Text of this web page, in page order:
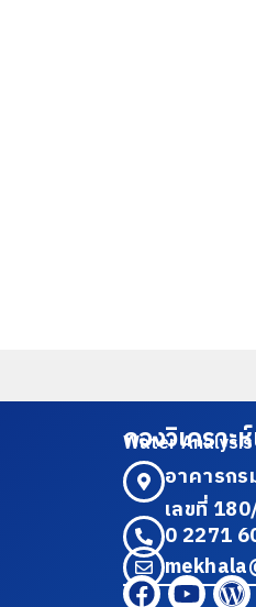
กองวิเครา
Water
อาคารก
เลขที่
0 2271